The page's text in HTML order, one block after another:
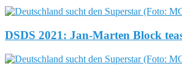
DSDS 2021: Jan-Marten Block